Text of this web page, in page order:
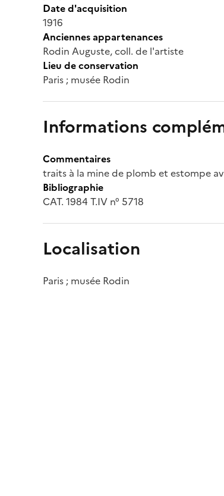
Date d'acquisition
1916
Anciennes appartenances
Rodin Auguste, coll. de l'artiste
Lieu de conservation
Paris ; musée Rodin
Informations
Commentaires
traits à la mine de plomb et estompe
Bibliographie
CAT. 1984 T.IV n° 5718
Localisation
Paris ; musée Rodin